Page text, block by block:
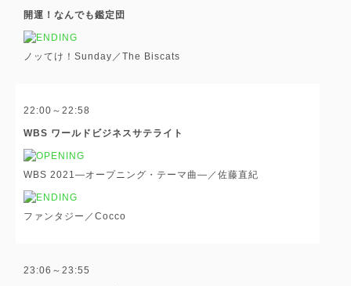
開運！なんでも鑑定団
ノッてけ！Sunday／The Biscats
22:00～22:58
WBS ワールドビジネスサテライト
WBS 2021―オープニング・テーマ曲―／佐藤直紀
ファンタジー／Cocco
23:06～23:55